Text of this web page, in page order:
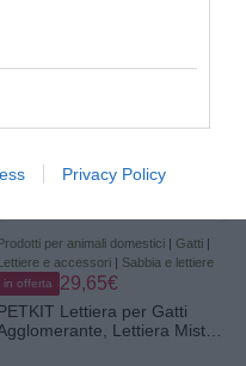
Privacy Policy
per animali domestici | Gatti |
e accessori | Sabbia e lettiere
in offerta 29,65€
Lettiera per Gatti
Lettiera Mista